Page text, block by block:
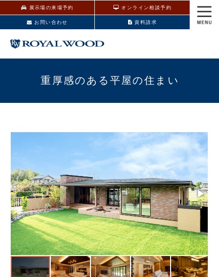
展示場の来場予約 オンライン相談予約
お問い合わせ 資料請求
重厚感のある平屋の住まい